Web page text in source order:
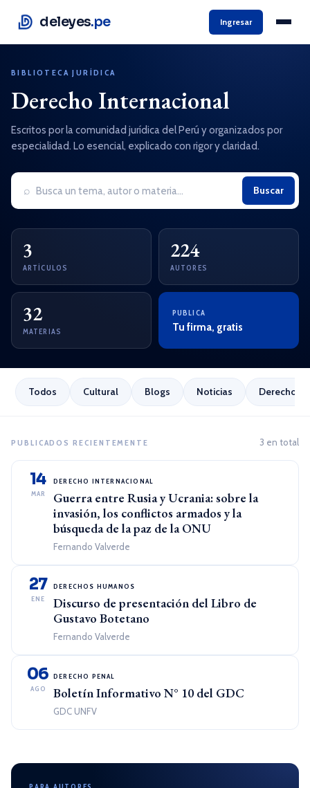
deleyes.pe Ingresar
BIBLIOTECA JURÍDICA
Derecho Internacional
Escritos por la comunidad jurídica del Perú y organizados por
especialidad. Lo esencial, explicado con rigor y claridad.
⌕ Buscar
3
ARTÍCULOS
224
AUTORES
32
MATERIAS
PUBLICA
Tu firma, gratis
Todos Cultural Blogs Noticias Derecho
PUBLICADOS RECIENTEMENTE 3 en total
14
MAR
DERECHO INTERNACIONAL
Guerra entre Rusia y Ucrania: sobre la
invasión, los conflictos armados y la
búsqueda de la paz de la ONU
Fernando Valverde
27
ENE
DERECHOS HUMANOS
Discurso de presentación del Libro de
Gustavo Botetano
Fernando Valverde
06
AGO
DERECHO PENAL
Boletín Informativo N° 10 del GDC
GDC UNFV